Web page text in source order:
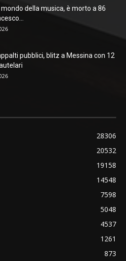
della musica, è morto a 86
pubblici, blitz a Messina con 12
28306
20532
19158
14548
7598
5048
4537
1261
873